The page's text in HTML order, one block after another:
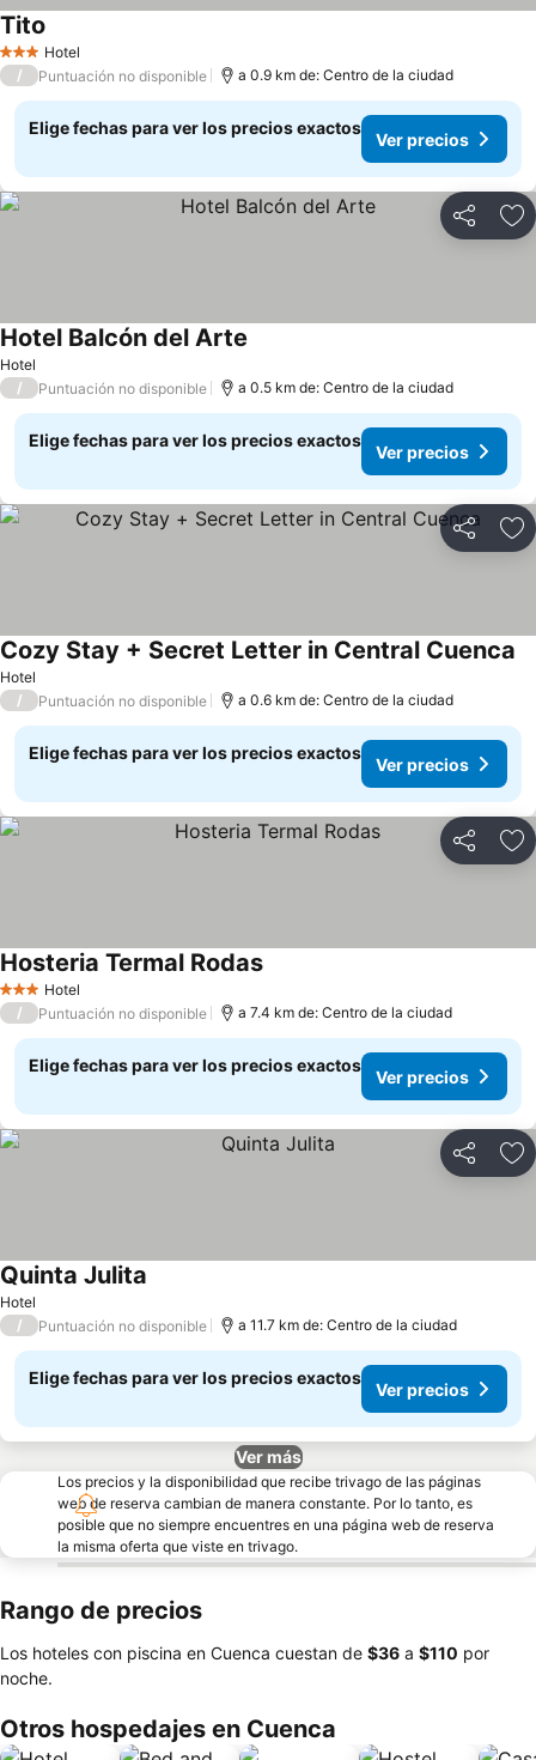
3 Estrellas
Hotel
Tito
/ Puntuación no disponible a 0.9 km de: Centro de la ciudad
Elige fechas para ver los precios exactos
Ver precios
Compartir
Hotel
Hotel Balcón del Arte
/ Puntuación no disponible a 0.5 km de: Centro de la ciudad
Elige fechas para ver los precios exactos
Ver precios
Compartir
Hotel
Cozy Stay + Secret Letter in Central Cuenca
/ Puntuación no disponible a 0.6 km de: Centro de la ciudad
Elige fechas para ver los precios exactos
Ver precios
Compartir
3 Estrellas
Hotel
Hosteria Termal Rodas
/ Puntuación no disponible a 7.4 km de: Centro de la ciudad
Elige fechas para ver los precios exactos
Ver precios
Compartir
Hotel
Quinta Julita
/ Puntuación no disponible a 11.7 km de: Centro de la ciudad
Elige fechas para ver los precios exactos
Ver precios
Ver más
Los precios y la disponibilidad que recibe trivago de las páginas
web de reserva cambian de manera constante. Por lo tanto, es
posible que no siempre encuentres en una página web de reserva
la misma oferta que viste en trivago.
Rango de precios
Los hoteles con piscina en Cuenca cuestan de ‎$36 a ‎$110 por
noche.
Otros hospedajes en Cuenca